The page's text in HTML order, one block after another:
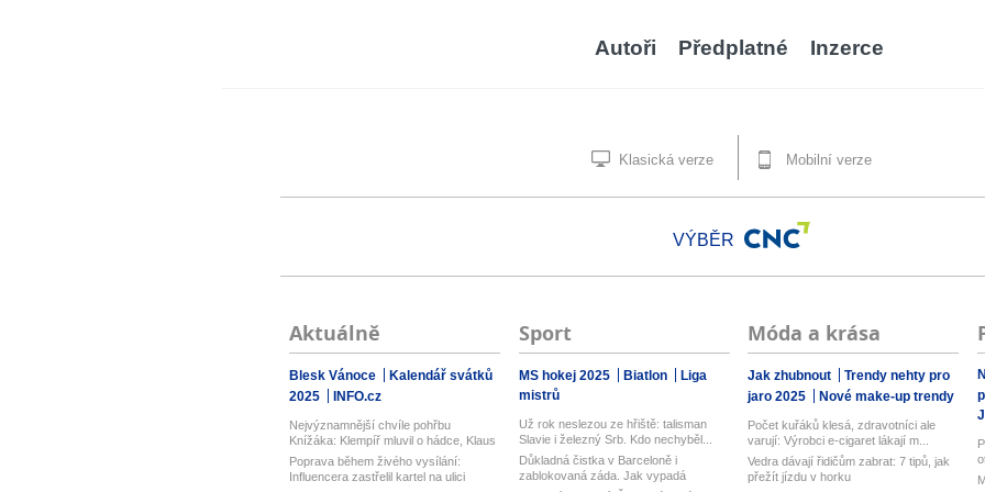
Autoři Předplatné Inzerce
Klasická verze Mobilní verze
VÝBĚR
Aktuálně
Blesk Vánoce
Kalendář svátků
2025
INFO.cz
Nejvýznamnější chvíle pohřbu
Knížáka: Klempíř mluvil o hádce, Klaus
vz...
Poprava během živého vysílání:
Influencera zastřelil kartel na ulici
Sport
MS hokej 2025 Biatlon
Liga
mistrů
Už rok neslezou ze hřiště: talisman
Slavie i železný Srb. Kdo nechyběl...
Důkladná čistka v Barceloně i
zablokovaná záda. Jak vypadá
Móda a krása
Jak zhubnout
Trendy nehty pro
jaro 2025
Nové make-up trendy
Počet kuřáků klesá, zdravotníci ale
varují: Výrobci e-cigaret lákají m...
Vedra dávají řidičům zabrat: 7 tipů, jak
přežít jízdu v horku